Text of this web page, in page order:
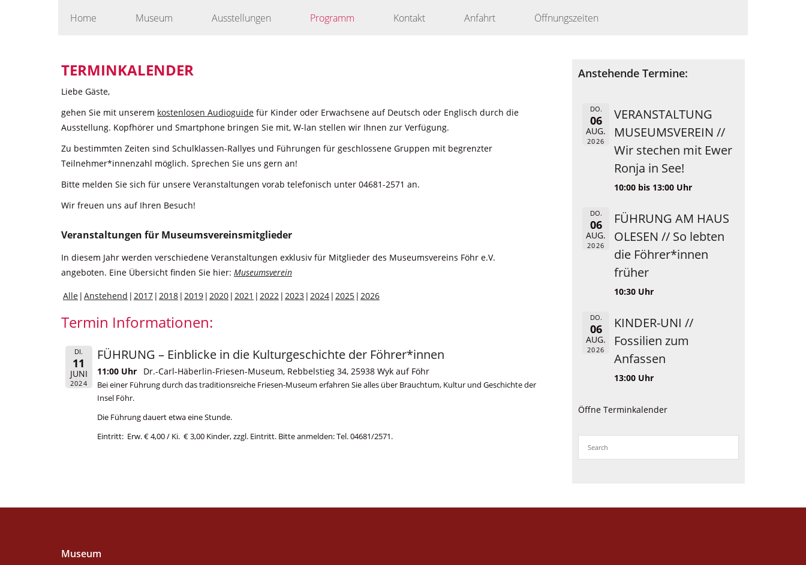
Home Museum Ausstellungen Programm Kontakt Anfahrt Öffnungszeiten
TERMINKALENDER
Liebe Gäste,
gehen Sie mit unserem kostenlosen Audioguide für Kinder oder Erwachsene auf Deutsch oder Englisch durch die
Ausstellung. Kopfhörer und Smartphone bringen Sie mit, W-lan stellen wir Ihnen zur Verfügung.
Zu bestimmten Zeiten sind Schulklassen-Rallyes und Führungen für geschlossene Gruppen mit begrenzter
Teilnehmer*innenzahl möglich. Sprechen Sie uns gern an!
Bitte melden Sie sich für unsere Veranstaltungen vorab telefonisch unter 04681-2571 an.
Wir freuen uns auf Ihren Besuch!
Veranstaltungen für Museumsvereinsmitglieder
In diesem Jahr werden verschiedene Veranstaltungen exklusiv für Mitglieder des Museumsvereins Föhr e.V.
angeboten. Eine Übersicht finden Sie hier: Museumsverein
Alle Anstehend 2017 2018 2019 2020 2021 2022 2023 2024 2025 2026
Termin Informationen:
DI.
11
JUNI
2024
FÜHRUNG – Einblicke in die Kulturgeschichte der Föhrer*innen
11:00 Uhr Dr.-Carl-Häberlin-Friesen-Museum, Rebbelstieg 34, 25938 Wyk auf Föhr
Bei einer Führung durch das traditionsreiche Friesen-Museum erfahren Sie alles über Brauchtum, Kultur und Geschichte der
Insel Föhr.
Die Führung dauert etwa eine Stunde.
Eintritt: Erw. € 4,00 / Ki. € 3,00 Kinder, zzgl. Eintritt. Bitte anmelden: Tel. 04681/2571.
Anstehende Termine:
DO.
06
AUG.
2026
VERANSTALTUNG
MUSEUMSVEREIN //
Wir stechen mit Ewer
Ronja in See!
10:00 bis 13:00 Uhr
DO.
06
AUG.
2026
FÜHRUNG AM HAUS
OLESEN // So lebten
die Föhrer*innen
früher
10:30 Uhr
DO.
06
AUG.
2026
KINDER-UNI //
Fossilien zum
Anfassen
13:00 Uhr
Öffne Terminkalender
Museum